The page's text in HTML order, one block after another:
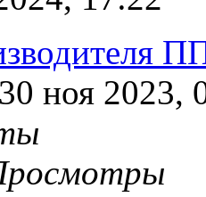
30 ноя 2023,